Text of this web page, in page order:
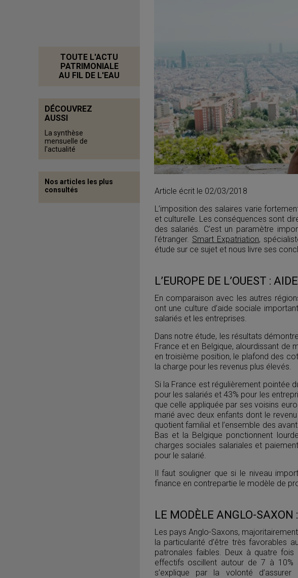
Article écrit le 02/03/2018
L’imposition des salaires varie
et culturelle. Les conséquences sont
des salariés. C’est un paramètre
l’étranger. Smart Expatriation,
étude sur ce sujet et nous livre ses
L’EUROPE DE L’OUEST :
En comparaison avec les autres
ont une culture d’aide sociale
salariés et les entreprises.
Dans notre étude, les résultats
France et en Belgique, alourdissant de
en troisième position, le plafond des
la charge pour les revenus plus élevés.
Si la France est régulièrement pointée
pour les salariés et 43% pour les
que celle appliquée par ses voisins
marié avec deux enfants dont le
quotient familial et l’ensemble des
Bas et la Belgique ponctionnent
charges sociales salariales et
pour le salarié.
Il faut souligner que si le niveau
finance en contrepartie le modèle de
LE MODÈLE ANGLO-SAXON
Les pays Anglo-Saxons,
la particularité d’être très favorables
patronales faibles. Deux à quatre fois
effectifs oscillent autour de 7 à 10%
s’explique par la volonté
TOUTE L'ACTU
PATRIMONIALE
AU FIL DE L'EAU
DÉCOUVREZ
AUSSI
La synthèse
mensuelle de
l'actualité
Nos articles les plus
consultés